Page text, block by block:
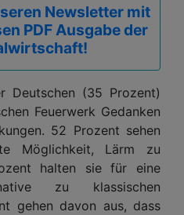
Newsletter mit
PDF Ausgabe der
Deutschen (35 Prozent)
Feuerwerk Gedanken
52 Prozent sehen
Möglichkeit, Lärm zu
halten sie für eine
zu klassischen
gehen davon aus, dass